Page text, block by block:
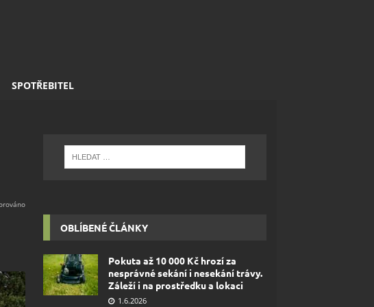
SPOTŘEBITEL
OBLÍBENÉ ČLÁNKY
Pokuta až 10 000 Kč hrozí za
nesprávné sekání i nesekání trávy.
Záleží i na prostředku a lokaci
1.6.2026